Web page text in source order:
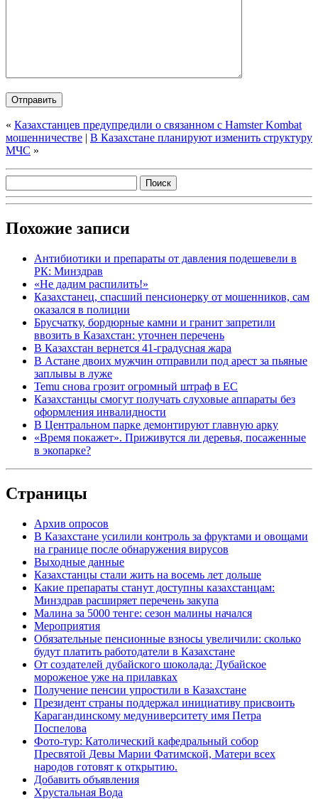
« Казахстанцев предупредили о связанном с Hamster Kombat
мошенничестве | В Казахстане планируют изменить структуру
МЧС »
Похожие записи
Антибиотики и препараты от давления подешевели в
РК: Минздрав
«Не дадим распилить!»
Казахстанец, спасший пенсионерку от мошенников, сам
оказался в полиции
Брусчатку, бордюрные камни и гранит запретили
ввозить в Казахстан: уточнен перечень
В Казахстан вернется 41-градусная жара
В Астане двоих мужчин отправили под арест за пьяные
заплывы в луже
Temu снова грозит огромный штраф в ЕС
Казахстанцы смогут получать слуховые аппараты без
оформления инвалидности
В Центральном парке демонтируют главную арку
«Время покажет». Приживутся ли деревья, посаженные
в экопарке?
Страницы
Архив опросов
В Казахстане усилили контроль за фруктами и овощами
на границе после обнаружения вирусов
Выходные данные
Казахстанцы стали жить на восемь лет дольше
Какие препараты станут доступны казахстанцам:
Минздрав расширяет перечень закупа
Малина за 5000 тенге: сезон малины начался
Мероприятия
Обязательные пенсионные взносы увеличили: сколько
будут платить работодатели в Казахстане
От создателей дубайского шоколада: Дубайское
мороженое уже на прилавках
Получение пенсии упростили в Казахстане
Президент страны поддержал инициативу присвоить
Карагандинскому медуниверситету имя Петра
Поспелова
Фото-тур: Католический кафедральный собор
Пресвятой Девы Марии Фатимской, Матери всех
народов готовят к открытию.
Добавить объявления
Хрустальная Вода